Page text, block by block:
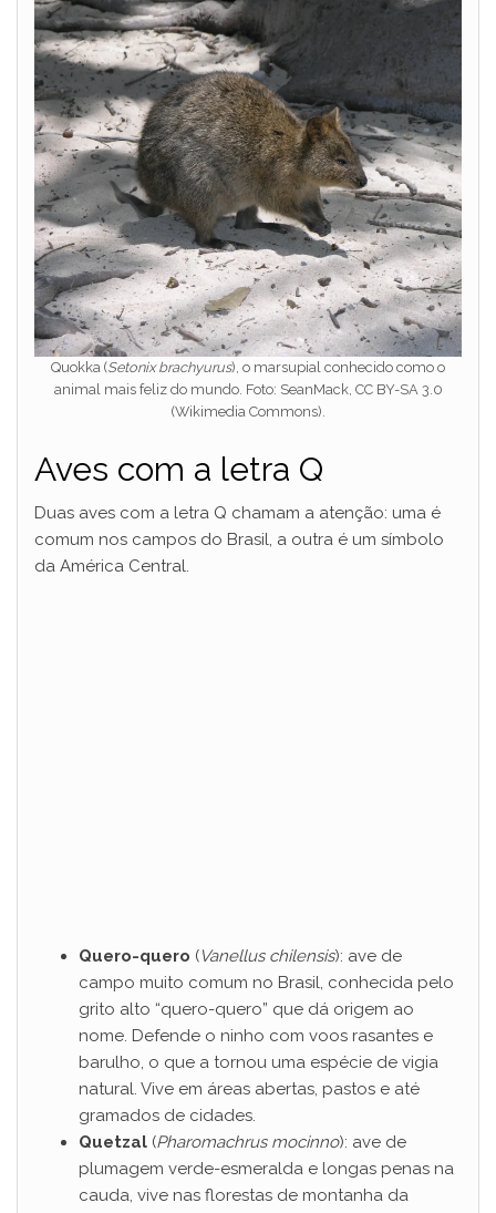
Quokka (Setonix brachyurus), o marsupial conhecido como o
animal mais feliz do mundo. Foto: SeanMack, CC BY-SA 3.0
(Wikimedia Commons).
Aves com a letra Q
Duas aves com a letra Q chamam a atenção: uma é
comum nos campos do Brasil, a outra é um símbolo
da América Central.
Quero-quero (Vanellus chilensis): ave de
campo muito comum no Brasil, conhecida pelo
grito alto “quero-quero” que dá origem ao
nome. Defende o ninho com voos rasantes e
barulho, o que a tornou uma espécie de vigia
natural. Vive em áreas abertas, pastos e até
gramados de cidades.
Quetzal (Pharomachrus mocinno): ave de
plumagem verde-esmeralda e longas penas na
cauda, vive nas florestas de montanha da